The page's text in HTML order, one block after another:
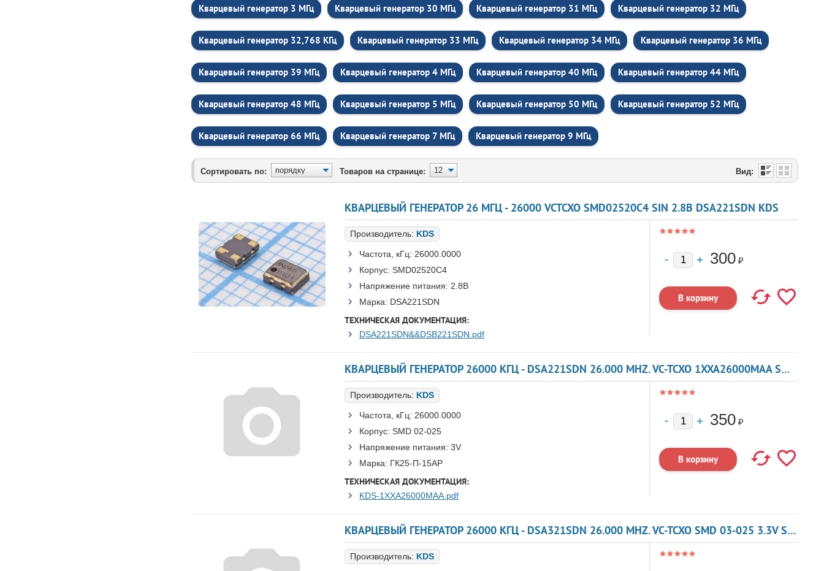
Кварцевый генератор 3 МГц Кварцевый генератор 30 МГц Кварцевый генератор 31 МГц Кварцевый генератор 32 МГц
Кварцевый генератор 32,768 КГц Кварцевый генератор 33 МГц Кварцевый генератор 34 МГц Кварцевый генератор 36 МГц
Кварцевый генератор 39 МГц Кварцевый генератор 4 МГц Кварцевый генератор 40 МГц Кварцевый генератор 44 МГц
Кварцевый генератор 48 МГц Кварцевый генератор 5 МГц Кварцевый генератор 50 МГц Кварцевый генератор 52 МГц
Кварцевый генератор 66 МГц Кварцевый генератор 7 МГц Кварцевый генератор 9 МГц
Сортировать по: Товаров на странице: Вид:
КВАРЦЕВЫЙ ГЕНЕРАТОР 26 МГЦ - 26000 VCTCXO SMD02520C4 SIN 2.8В DSA221SDN KDS
Производитель: KDS
Частота, кГц: 26000.0000
Корпус: SMD02520C4
Напряжение питания: 2.8В
Марка: DSA221SDN
ТЕХНИЧЕСКАЯ ДОКУМЕНТАЦИЯ:
DSA221SDN&&DSB221SDN.pdf
300 ₽
КВАРЦЕВЫЙ ГЕНЕРАТОР 26000 КГЦ - DSA221SDN 26.000 MHZ. VC-TCXO 1XXA26000MAA SMD 02-025 3V SIN KDS
Производитель: KDS
Частота, кГц: 26000.0000
Корпус: SMD 02-025
Напряжение питания: 3V
Марка: ГК25-П-15АР
ТЕХНИЧЕСКАЯ ДОКУМЕНТАЦИЯ:
KDS-1XXA26000MAA.pdf
350 ₽
КВАРЦЕВЫЙ ГЕНЕРАТОР 26000 КГЦ - DSA321SDN 26.000 MHZ. VC-TCXO SMD 03-025 3.3V SIN KDS
Производитель: KDS